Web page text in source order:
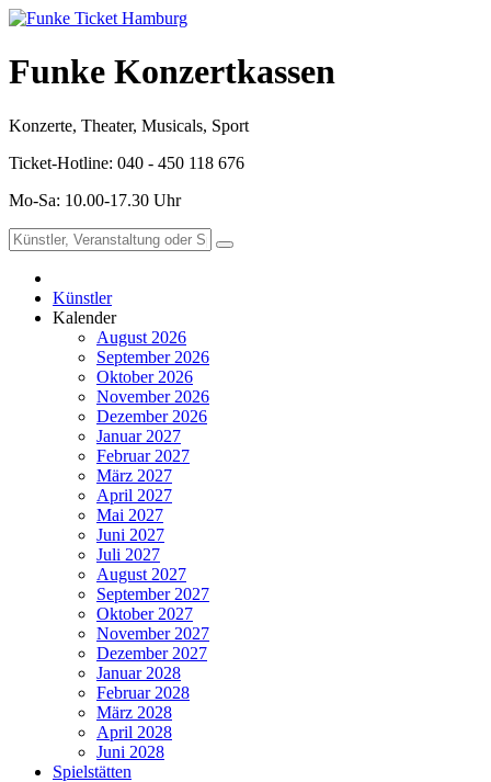
Funke Konzertkassen
Konzerte, Theater, Musicals, Sport
Ticket-Hotline: 040 - 450 118 676
Mo-Sa: 10.00-17.30 Uhr
Künstler
Kalender
August 2026
September 2026
Oktober 2026
November 2026
Dezember 2026
Januar 2027
Februar 2027
März 2027
April 2027
Mai 2027
Juni 2027
Juli 2027
August 2027
September 2027
Oktober 2027
November 2027
Dezember 2027
Januar 2028
Februar 2028
März 2028
April 2028
Juni 2028
Spielstätten